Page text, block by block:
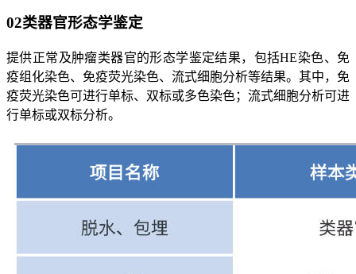
02类器官形态学鉴定
提供正常及肿瘤类器官的形态学鉴定结果，包括HE染色、免
疫组化染色、免疫荧光染色、流式细胞分析等结果。其中，免
疫荧光染色可进行单标、双标或多色染色；流式细胞分析可进
行单标或双标分析。